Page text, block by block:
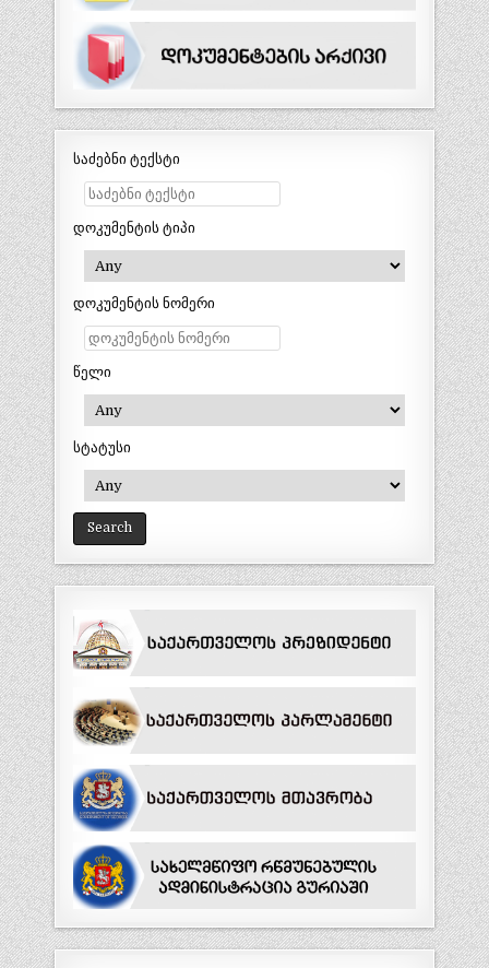
საძებნი ტექსტი
დოკუმენტის ტიპი
დოკუმენტის ნომერი
წელი
სტატუსი